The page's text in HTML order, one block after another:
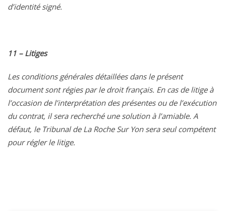
d’identité signé.
11 – Litiges
Les conditions générales détaillées dans le présent
document sont régies par le droit français. En cas de litige à
l’occasion de l’interprétation des présentes ou de l’exécution
du contrat, il sera recherché une solution à l’amiable. A
défaut, le Tribunal de La Roche Sur Yon sera seul compétent
pour régler le litige.